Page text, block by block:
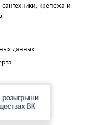
крепежа и
данных